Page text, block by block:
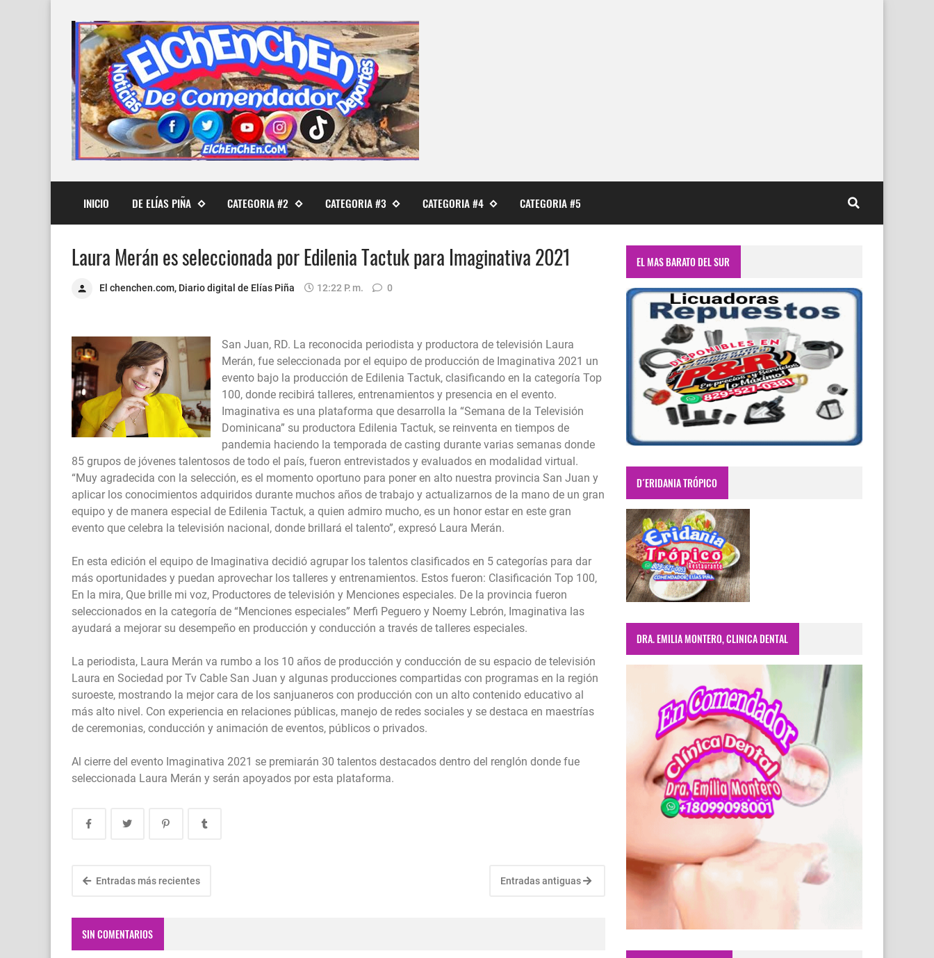
INICIO DE ELÍAS PIÑA CATEGORIA #2 CATEGORIA #3 CATEGORIA #4 CATEGORIA #5
Laura Merán es seleccionada por Edilenia Tactuk para Imaginativa 2021
El chenchen.com, Diario digital de Elías Piña 12:22 P. M. 0
San Juan, RD. La reconocida periodista y productora de televisión Laura
Merán, fue seleccionada por el equipo de producción de Imaginativa 2021 un
evento bajo la producción de Edilenia Tactuk, clasificando en la categoría Top
100, donde recibirá talleres, entrenamientos y presencia en el evento.
Imaginativa es una plataforma que desarrolla la “Semana de la Televisión
Dominicana” su productora Edilenia Tactuk, se reinventa en tiempos de
pandemia haciendo la temporada de casting durante varias semanas donde
85 grupos de jóvenes talentosos de todo el país, fueron entrevistados y evaluados en modalidad virtual.
“Muy agradecida con la selección, es el momento oportuno para poner en alto nuestra provincia San Juan y
aplicar los conocimientos adquiridos durante muchos años de trabajo y actualizarnos de la mano de un gran
equipo y de manera especial de Edilenia Tactuk, a quien admiro mucho, es un honor estar en este gran
evento que celebra la televisión nacional, donde brillará el talento”, expresó Laura Merán.
En esta edición el equipo de Imaginativa decidió agrupar los talentos clasificados en 5 categorías para dar
más oportunidades y puedan aprovechar los talleres y entrenamientos. Estos fueron: Clasificación Top 100,
En la mira, Que brille mi voz, Productores de televisión y Menciones especiales. De la provincia fueron
seleccionados en la categoría de “Menciones especiales” Merfi Peguero y Noemy Lebrón, Imaginativa las
ayudará a mejorar su desempeño en producción y conducción a través de talleres especiales.
La periodista, Laura Merán va rumbo a los 10 años de producción y conducción de su espacio de televisión
Laura en Sociedad por Tv Cable San Juan y algunas producciones compartidas con programas en la región
suroeste, mostrando la mejor cara de los sanjuaneros con producción con un alto contenido educativo al
más alto nivel. Con experiencia en relaciones públicas, manejo de redes sociales y se destaca en maestrías
de ceremonias, conducción y animación de eventos, públicos o privados.
Al cierre del evento Imaginativa 2021 se premiarán 30 talentos destacados dentro del renglón donde fue
seleccionada Laura Merán y serán apoyados por esta plataforma.
Entradas más recientes Entradas antiguas
SIN COMENTARIOS
EL MAS BARATO DEL SUR
D´ERIDANIA TRÓPICO
DRA. EMILIA MONTERO, CLINICA DENTAL